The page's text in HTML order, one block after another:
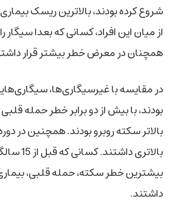
شروع کرده بودند، بالاترین ریسک
از میان این افراد، کسانی که بعدا سیگار
همچنان در معرض خطر بیشتر قرار
در مقایسه با غیرسیگاری‌ها،
بالاتر سکته روبرو بودند. همچنین در
بالاتری
بیشترین خطر سکته، حمله قلبی،
داشتند.